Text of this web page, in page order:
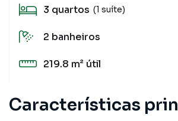
3 quartos (1 suíte)
2 banheiros
219.8 m² útil
Características